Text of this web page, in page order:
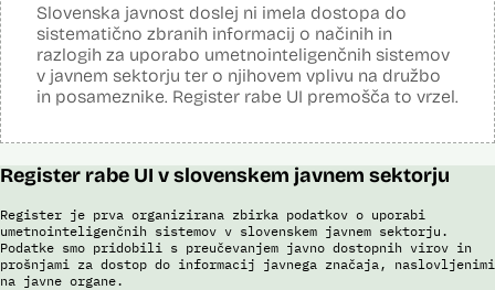
Slovenska javnost doslej ni imela dostopa do
sistematično zbranih informacij o načinih in
razlogih za uporabo umetnointeligenčnih sistemov
v javnem sektorju ter o njihovem vplivu na družbo
in posameznike. Register rabe UI premošča to vrzel.
Register rabe UI v slovenskem javnem sektorju
Register je prva organizirana zbirka podatkov o uporabi
umetnointeligenčnih sistemov v slovenskem javnem sektorju.
Podatke smo pridobili s preučevanjem javno dostopnih virov in
prošnjami za dostop do informacij javnega značaja, naslovljenimi
na javne organe.